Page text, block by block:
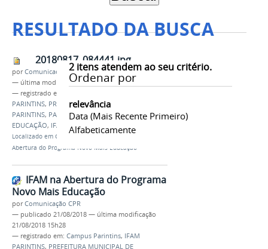
RESULTADO DA BUSCA
2itens atendem ao seu critério.
Ordenar por
relevância
Data (mais Recente Primeiro)
Alfabeticamente
20180817_084441.jpg
porComunicação CPR
— última modificação21/08/2018 15h28
— registrado em:
PARINTINS, PREFEITURA MUNICIPAL DE
PARINTINS, PARINTINS,PROGRAMA NOVO MAIS
EDUCAÇÃO, IFAM CAMPUS
Localizado em CAMPUS
Abertura do Programa Novo Mais Educação
IFAM na Abertura do Programa
Novo Mais Educação
porComunicação CPR
— publicado 21/08/2018 — última modificação
21/08/2018 15h28
— registrado em: Campus Parintins, IFAM
PARINTINS, PREFEITURA MUNICIPAL DE